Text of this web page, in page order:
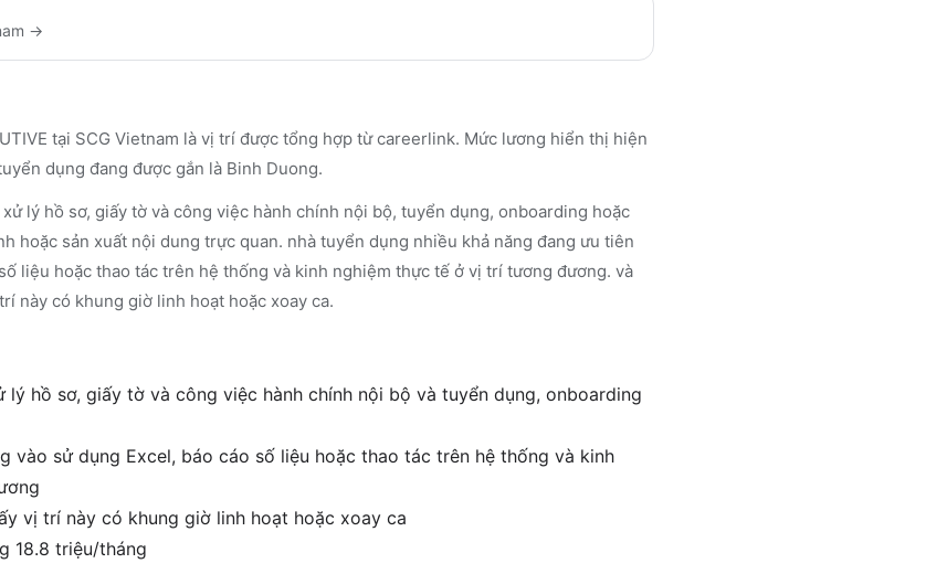
→
tại SCG Vietnam là vị trí được tổng hợp từ careerlink. Mức lương hiển thị hiện
dụng đang được gắn là Binh Duong.
lý hồ sơ, giấy tờ và công việc hành chính nội bộ, tuyển dụng, onboarding hoặc
hoặc sản xuất nội dung trực quan. nhà tuyển dụng nhiều khả năng đang ưu tiên
liệu hoặc thao tác trên hệ thống và kinh nghiệm thực tế ở vị trí tương đương. và
này có khung giờ linh hoạt hoặc xoay ca.
lý hồ sơ, giấy tờ và công việc hành chính nội bộ và tuyển dụng, onboarding
vào sử dụng Excel, báo cáo số liệu hoặc thao tác trên hệ thống và kinh
vị trí này có khung giờ linh hoạt hoặc xoay ca
18.8 triệu/tháng